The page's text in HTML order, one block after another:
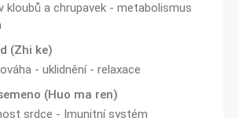
kloubů a chrupavek - metabolismus
(Zhi ke)
- uklidnění - relaxace
(Huo ma ren)
srdce - Imunitní systém